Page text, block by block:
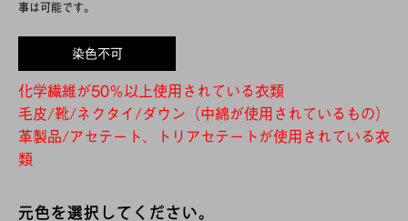
事は可能です。
染色不可
化学繊維が50％以上使用されている衣類
毛皮/靴/ネクタイ/ダウン（中綿が使用されているもの）
革製品/アセテート、トリアセテートが使用されている衣
類
元色を選択してください。